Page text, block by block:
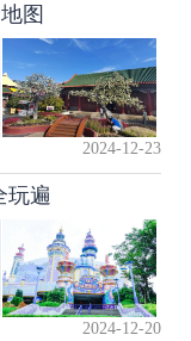
图
2024-12-23
玩遍
2024-12-20